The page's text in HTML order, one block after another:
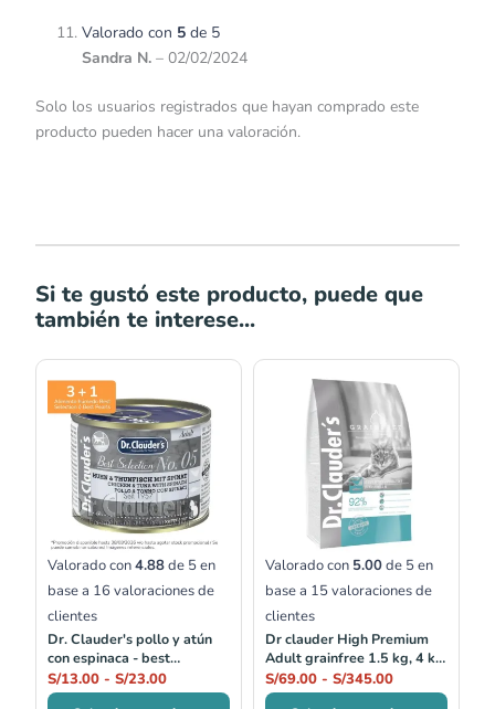
Valorado con 5 de 5
Sandra N. – 02/02/2024
Solo los usuarios registrados que hayan comprado este
producto pueden hacer una valoración.
Si te gustó este producto, puede que
también te interese...
Valorado con4.88de 5 en
base a 16 valoraciones de
clientes
Dr. Clauder's pollo y atún
con espinaca - best
selection no.05
S/13.00 - S/23.00
de
precios:
desde
S/13.00
hasta
S/23.00
Valorado con 5.00de 5 en
base a 15valoraciones de
clientes
Dr clauder High Premium
Adult grainfree 1.5 kg, 4 kg
y 10 kg
S/69.00 - S/345.00
de
precios:
desde
S/69.00
hasta
S/345.00